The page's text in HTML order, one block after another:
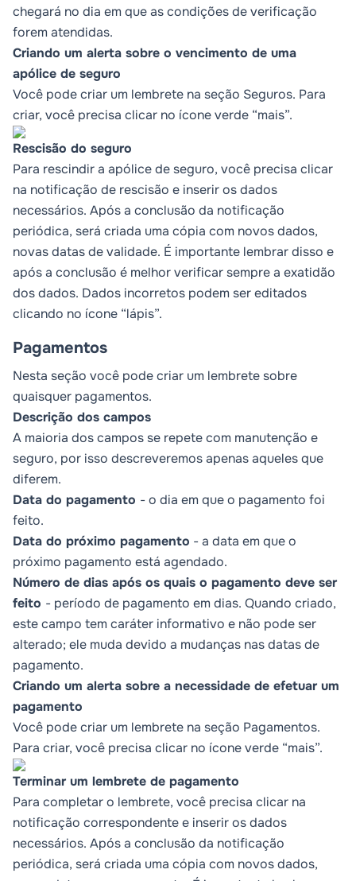
chegará no dia em que as condições de verificação
forem atendidas.
Criando um alerta sobre o vencimento de uma
apólice de seguro
Você pode criar um lembrete na seção Seguros. Para
criar, você precisa clicar no ícone verde “mais”.
Rescisão do seguro
Para rescindir a apólice de seguro, você precisa clicar
na notificação de rescisão e inserir os dados
necessários. Após a conclusão da notificação
periódica, será criada uma cópia com novos dados,
novas datas de validade. É importante lembrar disso e
após a conclusão é melhor verificar sempre a exatidão
dos dados. Dados incorretos podem ser editados
clicando no ícone “lápis”.
Pagamentos
Nesta seção você pode criar um lembrete sobre
quaisquer pagamentos.
Descrição dos campos
A maioria dos campos se repete com manutenção e
seguro, por isso descreveremos apenas aqueles que
diferem.
Data do pagamento - o dia em que o pagamento foi
feito.
Data do próximo pagamento - a data em que o
próximo pagamento está agendado.
Número de dias após os quais o pagamento deve ser
feito - período de pagamento em dias. Quando criado,
este campo tem caráter informativo e não pode ser
alterado; ele muda devido a mudanças nas datas de
pagamento.
Criando um alerta sobre a necessidade de efetuar um
pagamento
Você pode criar um lembrete na seção Pagamentos.
Para criar, você precisa clicar no ícone verde “mais”.
Terminar um lembrete de pagamento
Para completar o lembrete, você precisa clicar na
notificação correspondente e inserir os dados
necessários. Após a conclusão da notificação
periódica, será criada uma cópia com novos dados,